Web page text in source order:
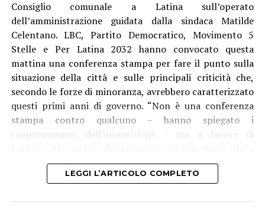
Consiglio comunale a Latina sull’operato
dell’amministrazione guidata dalla sindaca Matilde
Celentano. LBC, Partito Democratico, Movimento 5
Stelle e Per Latina 2032 hanno convocato questa
mattina una conferenza stampa per fare il punto sulla
situazione della città e sulle principali criticità che,
secondo le forze di minoranza, avrebbero caratterizzato
questi primi anni di governo. “Non è una conferenza
stampa contro qualcuno – hanno spiegato i
rappresentanti dell’opposizione – ma a favore di
gestione della marina ai servizi pubblici, dal bilancio
comunale ai trasporti, passando per ABC, emergenza
opposizione, il problema principale sarebbe “un’assenza
LEGGI L’ARTICOLO COMPLETO